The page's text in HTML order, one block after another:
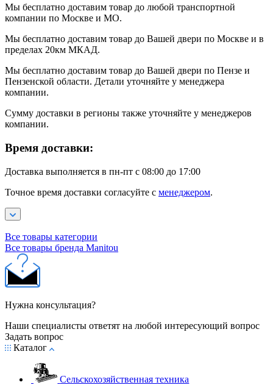
Мы бесплатно доставим товар до любой транспортной
компании по Москве и МО.
Мы бесплатно доставим товар до Вашей двери по Москве и в
пределах 20км МКАД.
Мы бесплатно доставим товар до Вашей двери по Пензе и
Пензенской области. Детали уточняйте у менеджера
компании.
Сумму доставки в регионы также уточняйте у менеджеров
компании.
Время доставки:
Доставка выполняется в пн-пт с 08:00 до 17:00
Точное время доставки согласуйте с менеджером.
Все товары категории
Все товары бренда Manitou
Нужна консультация?
Наши специалисты ответят на любой интересующий вопрос
Задать вопрос
Каталог
Сельскохозяйственная техника